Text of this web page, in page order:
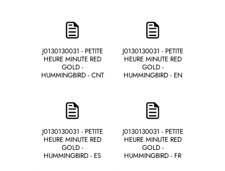
J0130130031 - PETITE
HEURE MINUTE RED
GOLD -
HUMMINGBIRD - CNT
J0130130031 - PETITE
HEURE MINUTE RED
GOLD -
HUMMINGBIRD - EN
J0130130031 - PETITE
HEURE MINUTE RED
GOLD -
HUMMINGBIRD - ES
J0130130031 - PETITE
HEURE MINUTE RED
GOLD -
HUMMINGBIRD - FR